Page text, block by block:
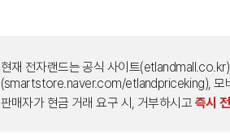
현재 전자랜드는 공식 사이트
(smartstore.naver.com/etlandpriceking), 모
판매자가 현금 거래 요구 시, 거부하시고 즉시